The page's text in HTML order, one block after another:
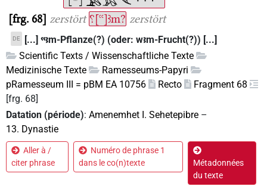
frg. 68 zerstört ⸮[ꜥꜥ]ꜣm? zerstört
DE
[...] ꜥꜥꜣm-Pflanze(?) (oder: wꜣm-Frucht(?)) [...]
Scientific Texts / Wissenschaftliche Texte
Medizinische Texte
Ramesseums-Papyri
pRamesseum III = pBM EA 10756
Recto
Fragment 68
[frg. 68]
Datation (période): Amenemhet I. Sehetepibre –
13. Dynastie
Aller à /
citer phrase
Numéro de phrase 1
dans le co(n)texte
Métadonnées
du texte